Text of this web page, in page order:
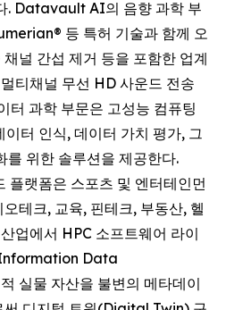
. Datavault AI의 음향 과학 부
등 특허 기술과 함께 오
널 간섭 제거 등을 포함한 업계
티채널 무선 HD 사운드 전송
터 과학 부문은 고성능 컴퓨팅
터 인식, 데이터 가치 평가, 그
를 위한 솔루션을 제공한다.
랫폼은 스포츠 및 엔터테인먼
테크, 교육, 핀테크, 부동산, 헬
업에서 HPC 소프트웨어 라이
Information Data
실물 자산을 불변의 메타데이